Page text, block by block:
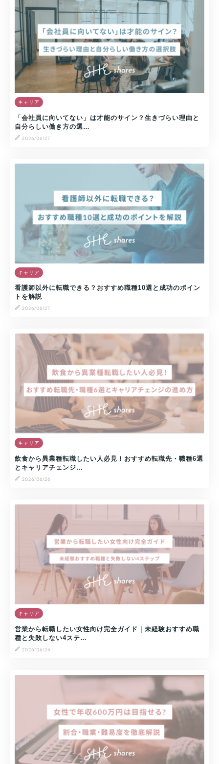
キャリア
「会社員に向いてない」は才能のサイン？生きづらい理由と
自分らしい働き方の選…
2026/06/27
キャリア
看護師以外に転職できる？おすすめ職種10選と成功のポイン
トを解説
2026/06/27
キャリア
飲食から異業種転職したい人必見！おすすめ転職先・職種6選
とキャリアチェンジ…
2026/06/26
キャリア
営業から転職したい女性向け完全ガイド｜未経験おすすめ職
種と失敗しない4ステ…
2026/06/26